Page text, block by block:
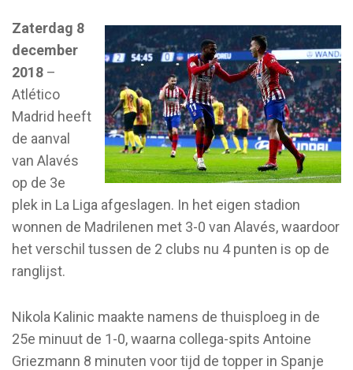
Zaterdag 8
december
2018 –
Atlético
Madrid heeft
de aanval
van Alavés
op de 3e
plek in La Liga afgeslagen. In het eigen stadion
wonnen de Madrilenen met 3-0 van Alavés, waardoor
het verschil tussen de 2 clubs nu 4 punten is op de
ranglijst.
Nikola Kalinic maakte namens de thuisploeg in de
25e minuut de 1-0, waarna collega-spits Antoine
Griezmann 8 minuten voor tijd de topper in Spanje